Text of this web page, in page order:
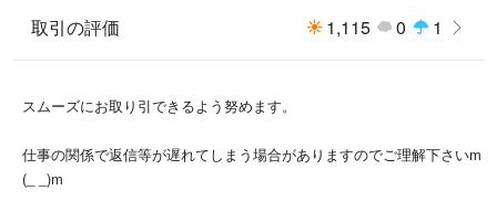
取引の評価 1,115 0 1
スムーズにお取り引できるよう努めます。
仕事の関係で返信等が遅れてしまう場合がありますのでご理解下さいm
(_ _)m